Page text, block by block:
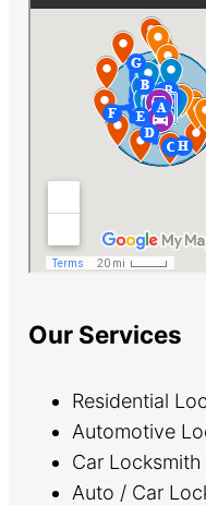
Our Services
Residential
Automotive
Car Locksmith
Auto / Car